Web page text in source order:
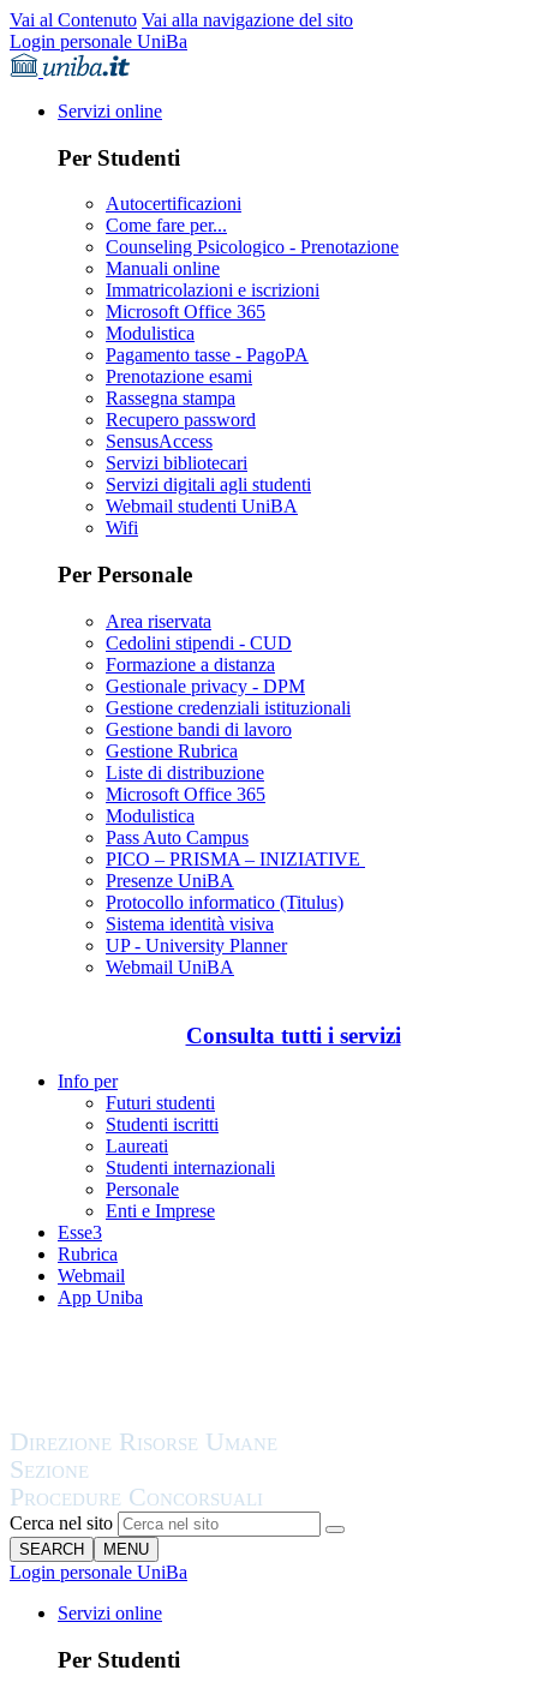
Vai al Contenuto Vai alla navigazione del sito
Login personale UniBa
Servizi online
Per Studenti
Autocertificazioni
Come fare per...
Counseling Psicologico - Prenotazione
Manuali online
Immatricolazioni e iscrizioni
Microsoft Office 365
Modulistica
Pagamento tasse - PagoPA
Prenotazione esami
Rassegna stampa
Recupero password
SensusAccess
Servizi bibliotecari
Servizi digitali agli studenti
Webmail studenti UniBA
Wifi
Per Personale
Area riservata
Cedolini stipendi - CUD
Formazione a distanza
Gestionale privacy - DPM
Gestione credenziali istituzionali
Gestione bandi di lavoro
Gestione Rubrica
Liste di distribuzione
Microsoft Office 365
Modulistica
Pass Auto Campus
PICO – PRISMA – INIZIATIVE
Presenze UniBA
Protocollo informatico (Titulus)
Sistema identità visiva
UP - University Planner
Webmail UniBA
Consulta tutti i servizi
Info per
Futuri studenti
Studenti iscritti
Laureati
Studenti internazionali
Personale
Enti e Imprese
Esse3
Rubrica
Webmail
App Uniba
Cerca nel sito
SEARCH MENU
Login personale UniBa
Servizi online
Per Studenti